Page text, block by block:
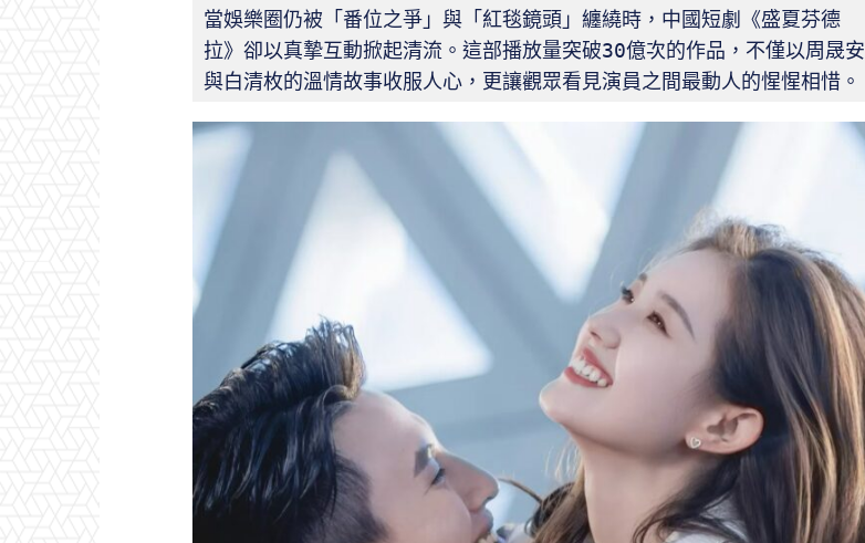
當娛樂圈仍被「番位之爭」與「紅毯鏡頭」纏繞時，中國短劇《盛夏芬德
拉》卻以真摯互動掀起清流。這部播放量突破30億次的作品，不僅以周晟安
與白清枚的溫情故事收服人心，更讓觀眾看見演員之間最動人的惺惺相惜。